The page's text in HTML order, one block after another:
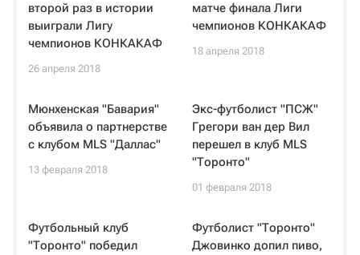
второй раз в истории
выиграли Лигу
чемпионов КОНКАКАФ
26 апреля 2018
матче финала Лиги
чемпионов КОНКАКАФ
18 апреля 2018
Мюнхенская "Бавария"
объявила о партнерстве
с клубом MLS "Даллас"
13 февраля 2018
Экс-футболист "ПСЖ"
Грегори ван дер Вил
перешел в клуб MLS
"Торонто"
01 февраля 2018
Футбольный клуб
"Торонто" победил
Футболист "Торонто"
Джовинко допил пиво,